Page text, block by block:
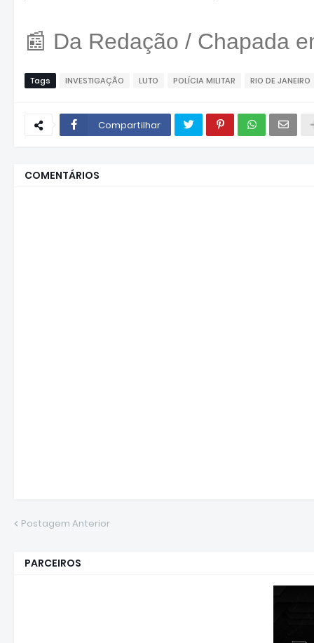
📰 Da Redação / Chapada
Tags INVESTIGAÇÃO LUTO POLÍCIA MILITAR RIO DE JANEIRO
Compartilhar
COMENTÁRIOS
Postagem Anterior
PARCEIROS